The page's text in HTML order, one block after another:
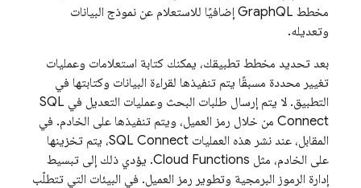
مخطط GraphQL إضافيًا للاستعلام عن نموذج البيانات
وتعديله.
بعد تحديد مخطط تطبيقك، يمكنك كتابة استعلامات وعمليات
تغيير محددة مسبقًا يتم تنفيذها لقراءة البيانات وكتابتها في
التطبيق. لا يتم إرسال طلبات البحث وعمليات التعديل في SQL
Connect من خلال رمز العميل، ويتم تنفيذها على الخادم. في
المقابل، عند نشر هذه العمليات SQL Connect، يتم تخزينها
على الخادم، مثل Cloud Functions. يؤدي ذلك إلى تبسيط
إدارة الرموز البرمجية وتطوير رمز العميل. في البيئات التي تتطلّب